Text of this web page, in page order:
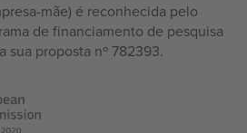
mãe) é reconhecida pelo
de financiamento de pesquisa
sua proposta nº 782393.